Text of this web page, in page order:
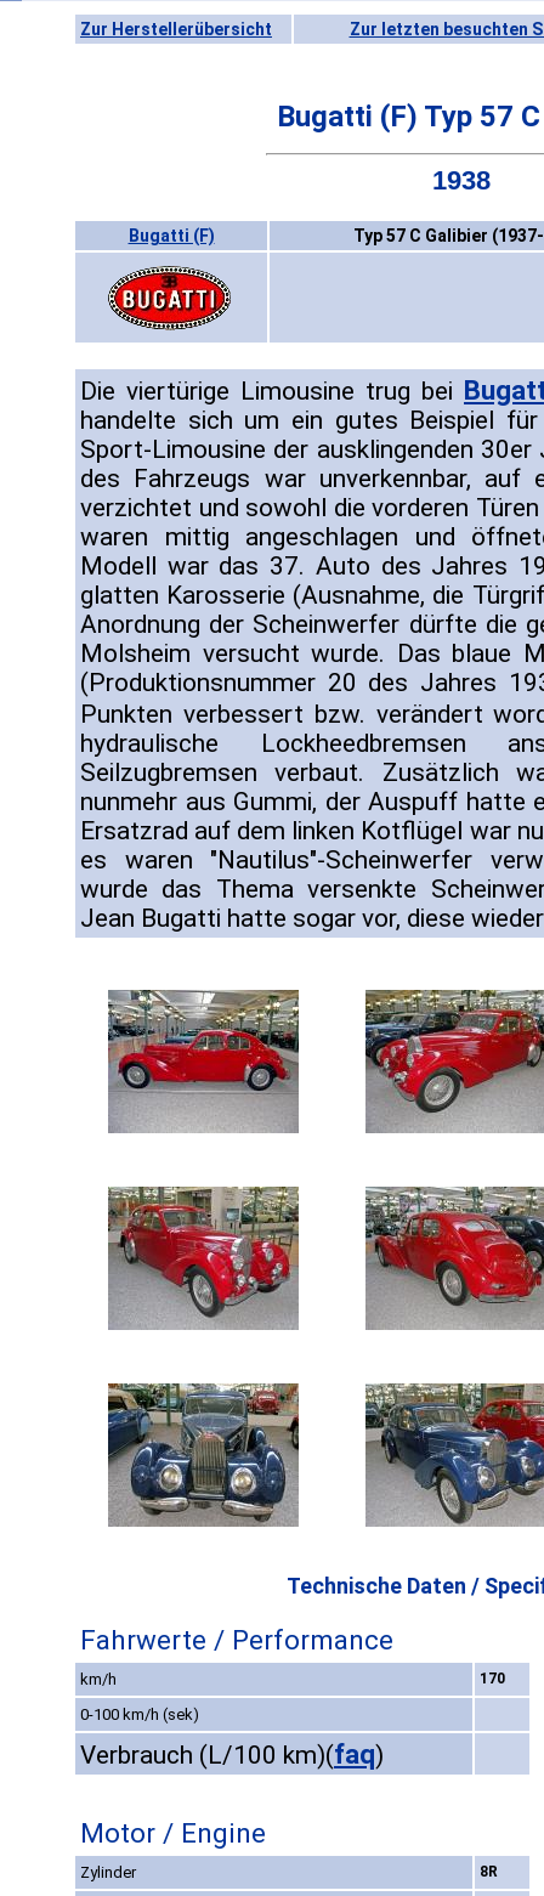
Zur Herstellerübersicht Zur letzten besuchten
Bugatti (F) Typ 57
1938
Bugatti (F) Typ 57 C Galibier
Die viertürige Limousine trug bei
handelte sich um ein gutes Beispiel
Sport-Limousine der ausklingenden
des Fahrzeugs war unverkennbar, auf
verzichtet und sowohl die vorderen
waren mittig angeschlagen und
Modell war das 37. Auto des Jahres
glatten Karosserie (Ausnahme, die
Anordnung der Scheinwerfer dürfte die
Molsheim versucht wurde. Das blaue
(Produktionsnummer 20 des Jahres
Punkten verbessert bzw. verändert
hydraulische Lockheedbremsen
Seilzugbremsen verbaut. Zusätzlich
nunmehr aus Gummi, der Auspuff hatte
Ersatzrad auf dem linken Kotflügel war
es waren "Nautilus"-Scheinwerfer
wurde das Thema versenkte
Jean Bugatti hatte sogar vor, diese
Technische Daten /
Fahrwerte / Performance
km/h 170
0-100 km/h (sek)
Verbrauch (L/100 km)(faq)
Motor / Engine
Zylinder 8R